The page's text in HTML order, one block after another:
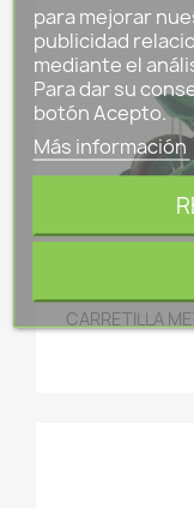
CARRETILLA
para mejorar
publicidad
mediante el
Para dar su
botón Acepto.
Más información